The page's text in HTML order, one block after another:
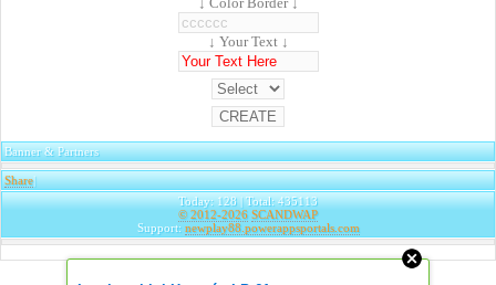
↓ Your Text ↓
Banner & Partners
Share|
Today: 128 | Total: 435113
© 2012-2026 SCANDWAP
Support: newplay88.powerappsportals.com